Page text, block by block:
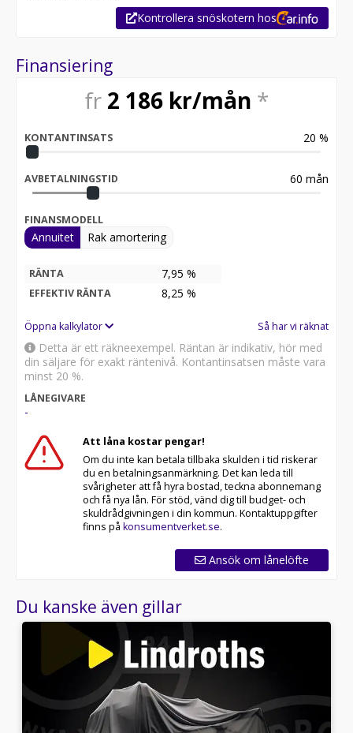
Kontrollera snöskotern hos
Finansiering
fr 2 186 kr/mån *
KONTANTINSATS 20 %
AVBETALNINGSTID 60 mån
FINANSMODELL
Annuitet Rak amortering
RÄNTA 7,95 %
EFFEKTIV RÄNTA 8,25 %
Öppna kalkylator Så har vi räknat
Detta är ett räkneexempel. Räntan är indikativ, hör med
din säljare för exakt räntenivå. Kontantinsatsen måste vara
minst 20 %.
LÅNEGIVARE
-
Att låna kostar pengar!
Om du inte kan betala tillbaka skulden i tid riskerar
du en betalningsanmärkning. Det kan leda till
svårigheter att få hyra bostad, teckna abonnemang
och få nya lån. För stöd, vänd dig till budget- och
skuldrådgivningen i din kommun. Kontaktuppgifter
finns på konsumentverket.se.
Ansök om lånelöfte
Du kanske även gillar